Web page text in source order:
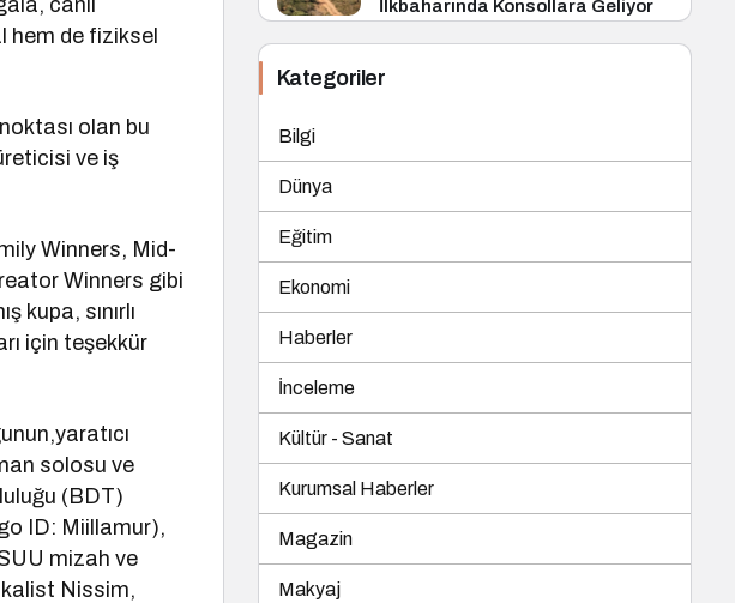
canlı
hem de fiziksel
olan bu
ve iş
Winners, Mid-
Winners gibi
kupa, sınırlı
için teşekkür
solosu ve
(BDT)
ID: Miillamur),
mizah ve
Nissim,
İlkbaharında Konsollara Geliyor
Kategoriler
Bilgi
Dünya
Eğitim
Ekonomi
Haberler
İnceleme
Kültür - Sanat
Kurumsal Haberler
Magazin
Makyaj